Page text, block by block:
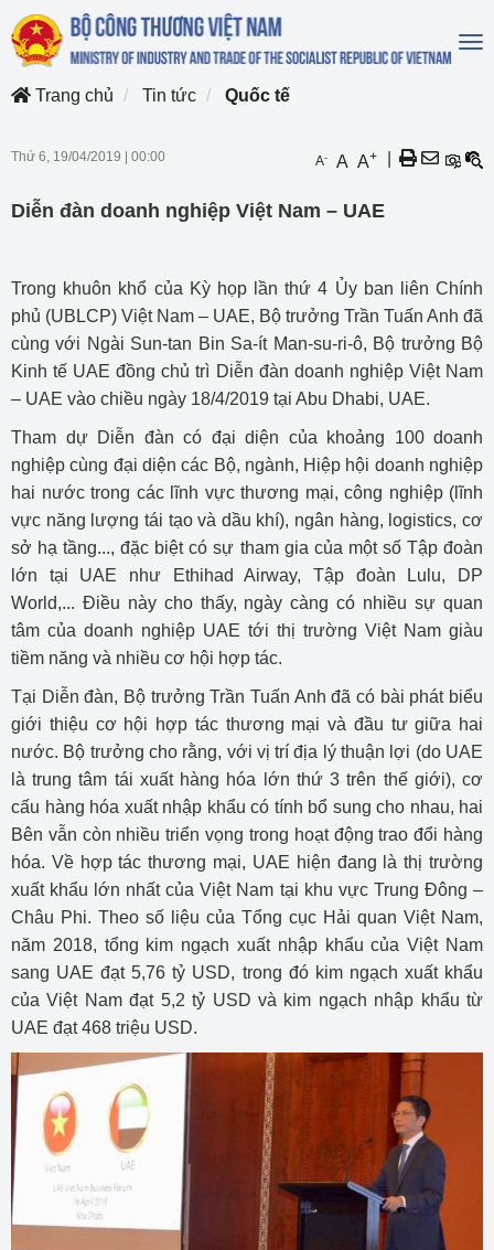
Trang chủ
Tin tức Quốc tế
Thứ 6, 19/04/2019 00:00 A- A A+
Diễn đàn doanh nghiệp Việt Nam – UAE
Trong khuôn khổ của Kỳ họp lần thứ 4 Ủy ban liên Chính
phủ (UBLCP) Việt Nam – UAE, Bộ trưởng Trần Tuấn Anh đã
cùng với Ngài Sun-tan Bin Sa-ít Man-su-ri-ô, Bộ trưởng Bộ
Kinh tế UAE đồng chủ trì Diễn đàn doanh nghiệp Việt Nam
– UAE vào chiều ngày 18/4/2019 tại Abu Dhabi, UAE.
Tham dự Diễn đàn có đại diện của khoảng 100 doanh
nghiệp cùng đại diện các Bộ, ngành, Hiệp hội doanh nghiệp
hai nước trong các lĩnh vực thương mại, công nghiệp (lĩnh
vực năng lượng tái tạo và dầu khí), ngân hàng, logistics, cơ
sở hạ tầng..., đặc biệt có sự tham gia của một số Tập đoàn
lớn tại UAE như Ethihad Airway, Tập đoàn Lulu, DP
World,... Điều này cho thấy, ngày càng có nhiều sự quan
tâm của doanh nghiệp UAE tới thị trường Việt Nam giàu
tiềm năng và nhiều cơ hội hợp tác.
Tại Diễn đàn, Bộ trưởng Trần Tuấn Anh đã có bài phát biểu
giới thiệu cơ hội hợp tác thương mại và đầu tư giữa hai
nước. Bộ trưởng cho rằng, với vị trí địa lý thuận lợi (do UAE
là trung tâm tái xuất hàng hóa lớn thứ 3 trên thế giới), cơ
cấu hàng hóa xuất nhập khẩu có tính bổ sung cho nhau, hai
Bên vẫn còn nhiều triển vọng trong hoạt động trao đổi hàng
hóa. Về hợp tác thương mại, UAE hiện đang là thị trường
xuất khẩu lớn nhất của Việt Nam tại khu vực Trung Đông –
Châu Phi. Theo số liệu của Tổng cục Hải quan Việt Nam,
năm 2018, tổng kim ngạch xuất nhập khẩu của Việt Nam
sang UAE đạt 5,76 tỷ USD, trong đó kim ngạch xuất khẩu
của Việt Nam đạt 5,2 tỷ USD và kim ngạch nhập khẩu từ
UAE đạt 468 triệu USD.